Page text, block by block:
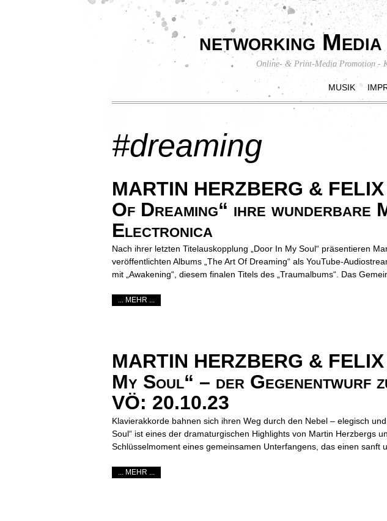
networking
Online- & Print-Media Promotion -
MUSIK
#dreaming
MARTIN HERZBERG &
Of Dreaming“ ihre wunderbare
Electronica
Nach ihrer letzten Titelauskopplung „Door In My Soul“ präsentieren
veröffentlichten Albums „The Art Of Dreaming“ als YouTube-
mit „Awakening“, diesem finalen Titels des „Traumalbums“. Das
... MEHR ...
MARTIN HERZBERG &
My Soul“ – der Gegenentwurf
VÖ: 20.10.23
Klavierakkorde bahnen sich ihren Weg durch den Nebel – elegisch
Soul“ ist eines der dramaturgischen Highlights von Martin Herzbergs
Schlüsselmoment eines gemeinsamen Unterfangens, das einen sanft
... MEHR ...